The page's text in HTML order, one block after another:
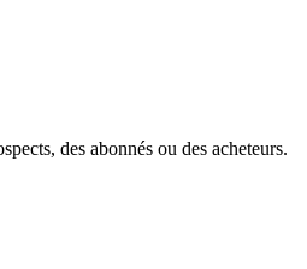
des abonnés ou des acheteurs.